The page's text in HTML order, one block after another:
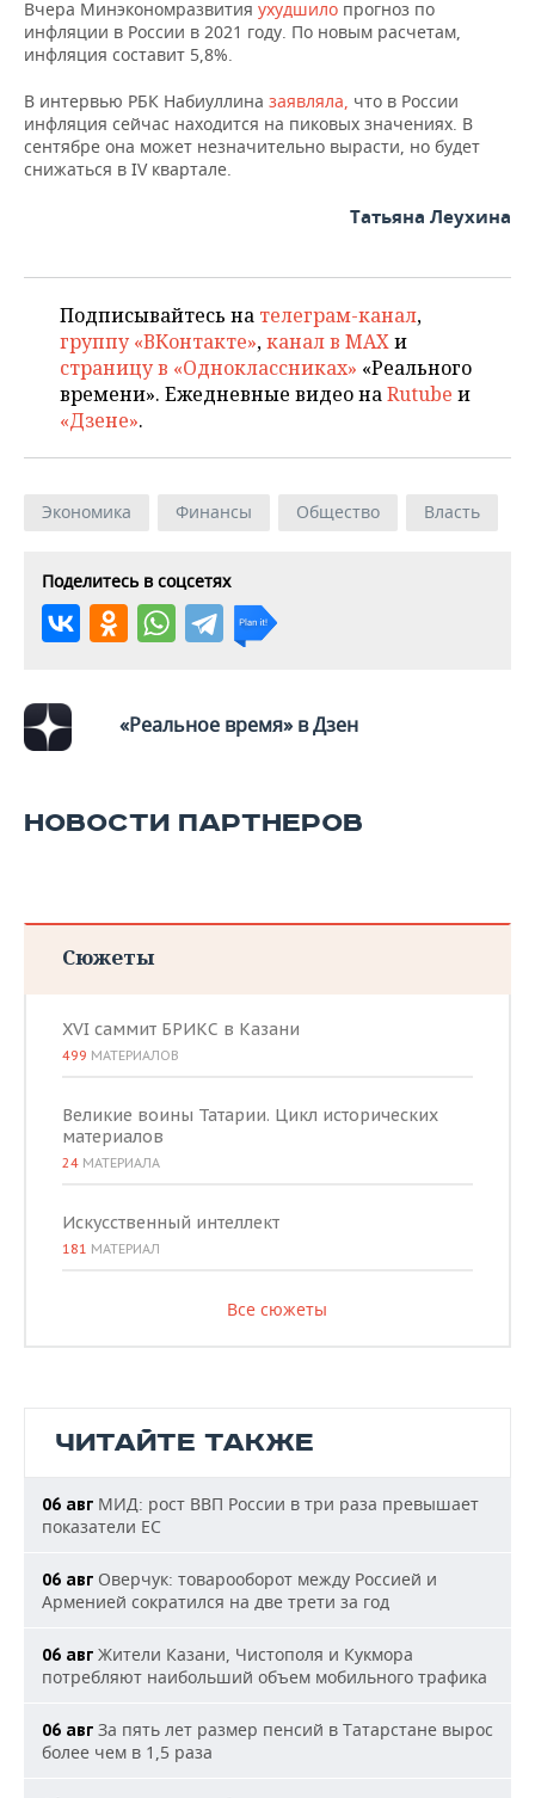
ОТКРЫТАЯ ЛЕКЦИЯ
БАСКЕТБОЛ
КИБЕРСПОРТ
ФИГУРНОЕ КАТАНИЕ
ИНФРАСТРУКТУРА
КУЛЬТУРА
СПРАВОЧНИК
СПИСОК КОМПАНИЙ
Вчера Минэкономразвития ухудшило прогноз по
инфляции в России в 2021 году. По новым расчетам,
инфляция составит 5,8%.
В интервью РБК Набиуллина заявляла, что в России
инфляция сейчас находится на пиковых значениях. В
сентябре она может незначительно вырасти, но будет
снижаться в IV квартале.
Татьяна Леухина
Подписывайтесь на телеграм-канал,
группу «ВКонтакте»,канал в MAXи
страницу в «Одноклассниках» «Реального
времени». Ежедневные видео наRutube и
«Дзене».
Экономика Финансы Общество Власть
Поделитесь в соцсетях
«Реальное время» в Дзен
НОВОСТИ ПАРТНЕРОВ
Сюжеты
XVI саммит БРИКС в Казани
499 МАТЕРИАЛОВ
Великие воины Татарии. Цикл исторических
материалов
24 МАТЕРИАЛА
Искусственный интеллект
181 МАТЕРИАЛ
Все сюжеты
ЧИТАЙТЕ ТАКЖЕ
06 авг МИД: рост ВВП России в три раза превышает
показатели ЕС
06 авг Оверчук: товарооборот между Россией и
Арменией сократился на две трети за год
06 авг Жители Казани, Чистополя и Кукмора
потребляют наибольший объем мобильного трафика
06 авг За пять лет размер пенсий в Татарстане вырос
более чем в 1,5 раза